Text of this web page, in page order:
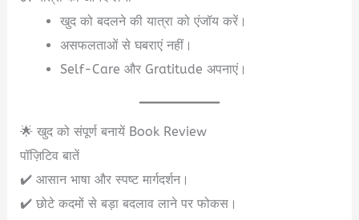
खुद को बदलने की यात्रा को एंजॉय करें।
असफलताओं से घबराएं नहीं।
Self-Care और Gratitude अपनाएं।
🌟 खुद को संपूर्ण बनायें Book Review
पॉज़िटिव बातें
✔️ आसान भाषा और स्पष्ट मार्गदर्शन।
✔️ छोटे कदमों से बड़ा बदलाव लाने पर फोकस।